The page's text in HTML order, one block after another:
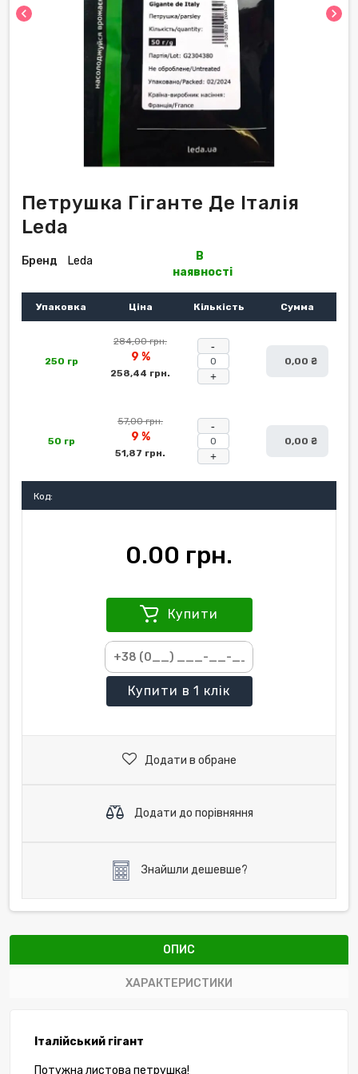
chevron_left chevron_right
Петрушка Гіганте Де Італія
Leda
Бренд Leda
В
наявності
Упаковка Ціна Кількість Сумма
250 гр
284,00 грн.
9 %
258,44 грн. +
0,00 ₴
50 гр
57,00 грн.
9 %
51,87 грн. +
0,00 ₴
Код:
0.00 грн.
Купити
Купити в 1 клік
Додати в обране
Додати до порівняння
Знайшли дешевше?
ОПИС
ХАРАКТЕРИСТИКИ
Італійський гігант
Потужна листова петрушка!